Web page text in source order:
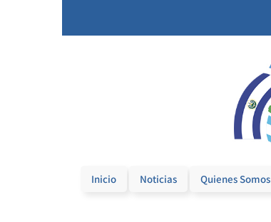
Inicio Noticias Quienes Somos